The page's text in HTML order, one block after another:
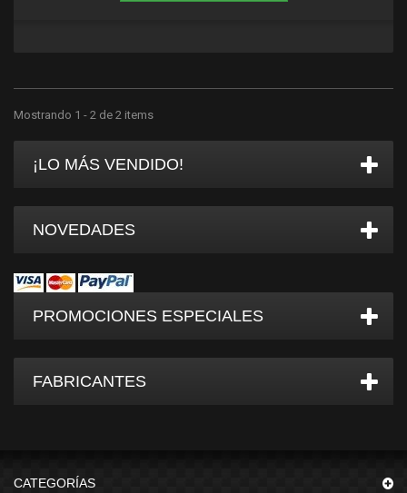
Mostrando 1 - 2 de 2 items
¡LO MÁS VENDIDO!
NOVEDADES
PROMOCIONES ESPECIALES
FABRICANTES
CATEGORÍAS